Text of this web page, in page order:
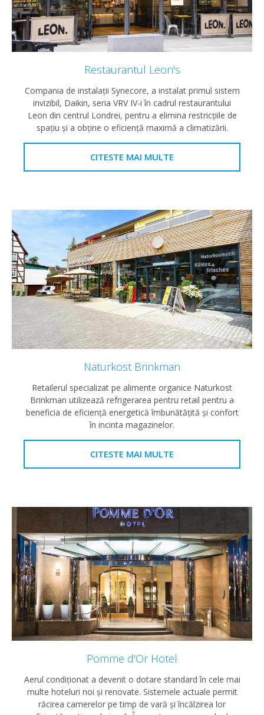
Restaurantul Leon's
Compania de instalații Synecore, a instalat primul sistem
invizibil, Daikin, seria VRV IV-i în cadrul restaurantului
Leon din centrul Londrei, pentru a elimina restricțiile de
spațiu și a obține o eficiență maximă a climatizării.
CITESTE MAI MULTE
Naturkost Brinkman
Retailerul specializat pe alimente organice Naturkost
Brinkman utilizează refrigerarea pentru retail pentru a
beneficia de eficienţă energetică îmbunătăţită şi confort
în incinta magazinelor.
CITESTE MAI MULTE
Pomme d'Or Hotel
Aerul condiţionat a devenit o dotare standard în cele mai
multe hoteluri noi şi renovate. Sistemele actuale permit
răcirea camerelor pe timp de vară şi încălzirea lor